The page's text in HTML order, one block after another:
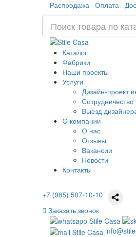
Распродажа Оплата
Каталог
Фабрики
Наши проекты
Услуги
Дизайн-проект
Выезд
О компании
О нас
Отзывы
Вакансии
Новости
Контакты
+7 (985) 507-10-10
Заказать звонок